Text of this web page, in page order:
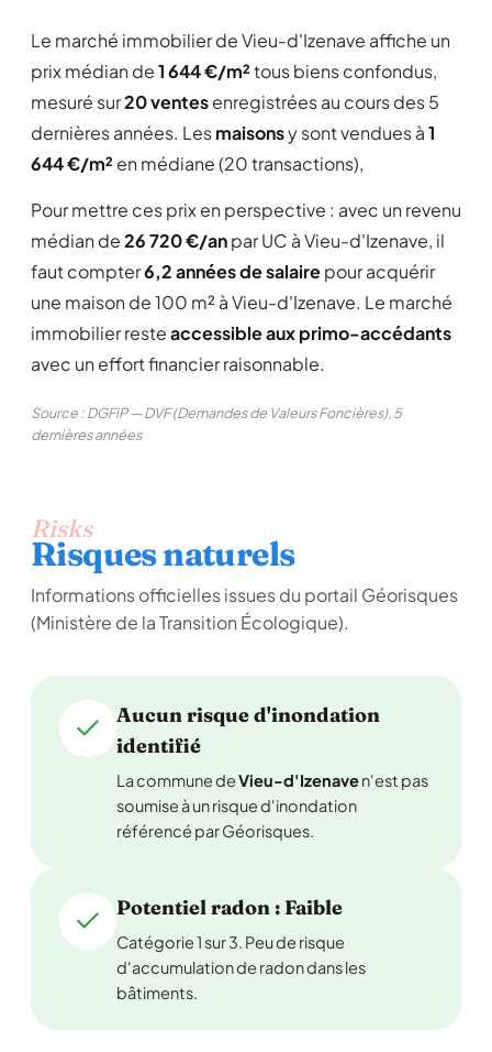
Le marché immobilier de Vieu-d'Izenave affiche un
prix médian de1 644 €/m²tous biens confondus,
mesuré sur20 ventesenregistrées au cours des 5
dernières années. Lesmaisonsy sont vendues à1
644 €/m² en médiane (20 transactions),
Pour mettre ces prix en perspective : avec un revenu
médian de26 720 €/anpar UC à Vieu-d'Izenave, il
faut compter6,2 années de salairepour acquérir
une maison de 100 m² à Vieu-d'Izenave. Le marché
immobilier resteaccessible aux primo-accédants
avec un effort financier raisonnable.
Source : DGFiP — DVF (Demandes de Valeurs Foncières), 5
dernières années
Risks
Risques naturels
Informations officielles issues du portail Géorisques
(Ministère de la Transition Écologique).
Aucun risque d'inondation
identifié
La commune deVieu-d'Izenaven'est pas
soumise à un risque d'inondation
référencé par Géorisques.
Potentiel radon : Faible
Catégorie 1 sur 3. Peu de risque
d'accumulation de radon dans les
bâtiments.